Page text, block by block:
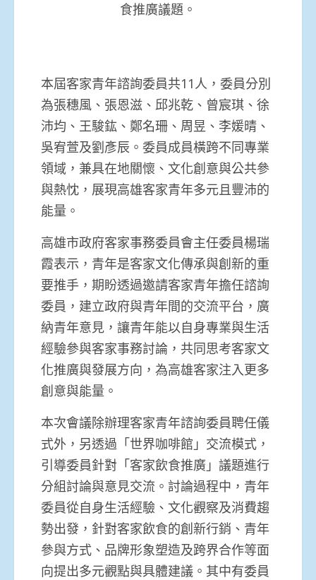
食推廣議題。
本屆客家青年諮詢委員共11人，委員分別
為張穗風、張恩滋、邱兆乾、曾宸琪、徐
沛均、王駿鈜、鄭名珊、周昱、李媛晴、
吳宥萱及劉彥辰。委員成員橫跨不同專業
領域，兼具在地關懷、文化創意與公共參
與熱忱，展現高雄客家青年多元且豐沛的
能量。
高雄市政府客家事務委員會主任委員楊瑞
霞表示，青年是客家文化傳承與創新的重
要推手，期盼透過邀請客家青年擔任諮詢
委員，建立政府與青年間的交流平台，廣
納青年意見，讓青年能以自身專業與生活
經驗參與客家事務討論，共同思考客家文
化推廣與發展方向，為高雄客家注入更多
創意與能量。
本次會議除辦理客家青年諮詢委員聘任儀
式外，另透過「世界咖啡館」交流模式，
引導委員針對「客家飲食推廣」議題進行
分組討論與意見交流。討論過程中，青年
委員從自身生活經驗、文化觀察及消費趨
勢出發，針對客家飲食的創新行銷、青年
參與方式、品牌形象塑造及跨界合作等面
向提出多元觀點與具體建議。其中有委員